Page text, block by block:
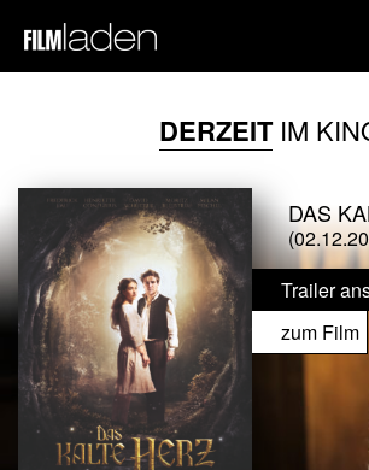
DERZEITIM
DAS
Trailer
zum Film